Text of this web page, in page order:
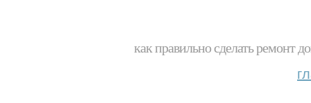
как правильно сделать ремонт